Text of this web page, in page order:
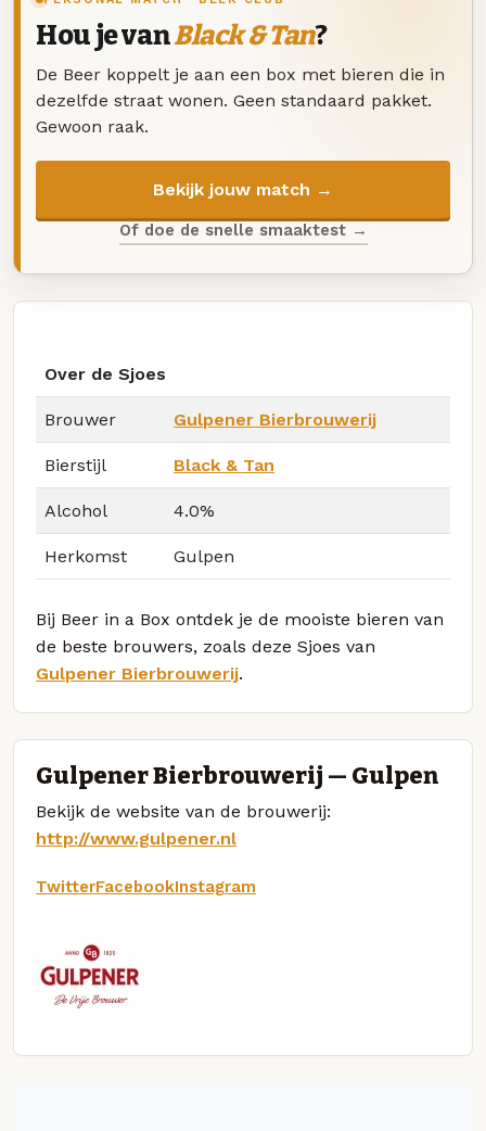
Hou je vanBlack & Tan?
De Beer koppelt je aan een box met bieren die in
dezelfde straat wonen. Geen standaard pakket.
Gewoon raak.
Bekijk jouw match →
Of doe de snelle smaaktest →
Over de Sjoes
Brouwer Gulpener Bierbrouwerij
Bierstijl Black & Tan
Alcohol 4.0%
Herkomst Gulpen
Bij Beer in a Box ontdek je de mooiste bieren van
de beste brouwers, zoals deze Sjoes van
Gulpener Bierbrouwerij.
Gulpener Bierbrouwerij — Gulpen
Bekijk de website van de brouwerij:
http://www.gulpener.nl
TwitterFacebookInstagram